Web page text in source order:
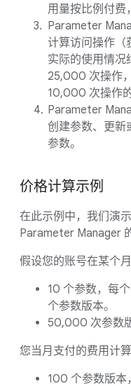
用量按比例付费
Parameter
计算访问操作（
实际的使用情况
25,000 次操作
10,000 次操作的
Parameter
创建参数、更新
参数。
价格计算示例
在此示例中，我们演
Parameter Manager
假设您的账号在某个
10 个参数，每
个参数版本。
50,000 次参数
您当月支付的费用计算
100 个参数版本